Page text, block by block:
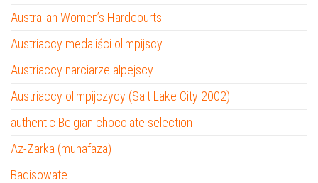
Australian Women’s Hardcourts
Austriaccy medaliści olimpijscy
Austriaccy narciarze alpejscy
Austriaccy olimpijczycy (Salt Lake City 2002)
authentic Belgian chocolate selection
Az-Zarka (muhafaza)
Badisowate